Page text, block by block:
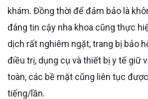
khám. Đồng thời để đảm bảo là
đáng tin cậy nha khoa cũng thực
dịch rất nghiêm ngặt, trang bị bảo
điều trị, dụng cụ và thiết bị y tế giữ
toàn, các bề mặt cũng liên tục
tiếng/lần.